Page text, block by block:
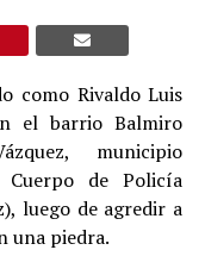
como Rivaldo Luis
el barrio Balmiro
municipio
de Policía
luego de agredir a
una piedra.